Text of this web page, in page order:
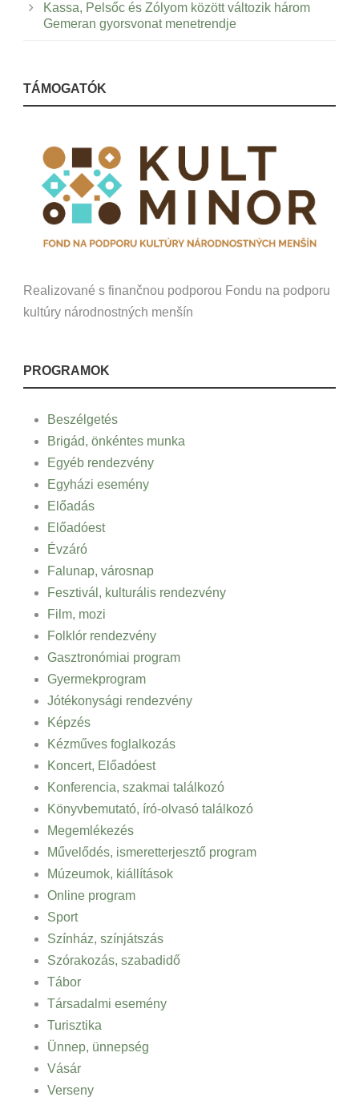
Kassa, Pelsőc és Zólyom között változik három
Gemeran gyorsvonat menetrendje
TÁMOGATÓK
Realizované s finančnou podporou Fondu na podporu
kultúry národnostných menšín
PROGRAMOK
Beszélgetés
Brigád, önkéntes munka
Egyéb rendezvény
Egyházi esemény
Előadás
Előadóest
Évzáró
Falunap, városnap
Fesztivál, kulturális rendezvény
Film, mozi
Folklór rendezvény
Gasztronómiai program
Gyermekprogram
Jótékonysági rendezvény
Képzés
Kézműves foglalkozás
Koncert, Előadóest
Konferencia, szakmai találkozó
Könyvbemutató, író-olvasó találkozó
Megemlékezés
Művelődés, ismeretterjesztő program
Múzeumok, kiállítások
Online program
Sport
Színház, színjátszás
Szórakozás, szabadidő
Tábor
Társadalmi esemény
Turisztika
Ünnep, ünnepség
Vásár
Verseny